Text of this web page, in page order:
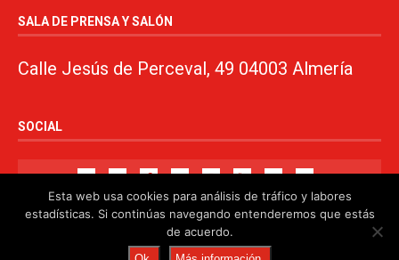
SALA DE PRENSA Y SALÓN
Calle Jesús de Perceval, 49 04003 Almería
SOCIAL
© 2024. PSOE de Almería · 950750000 ·www.psoealmeria.com
Esta web usa cookies para análisis de tráfico y labores
estadísticas. Si continúas navegando entenderemos que estás
de acuerdo.